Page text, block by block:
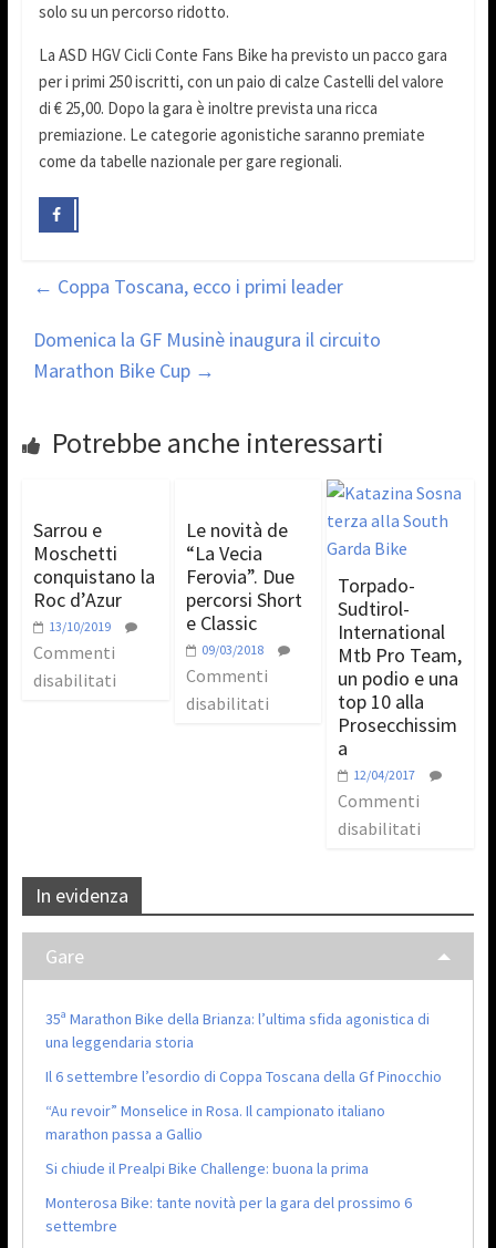
solo su un percorso ridotto.
La ASD HGV Cicli Conte Fans Bike ha previsto un pacco gara
per i primi 250 iscritti, con un paio di calze Castelli del valore
di € 25,00. Dopo la gara è inoltre prevista una ricca
premiazione. Le categorie agonistiche saranno premiate
come da tabelle nazionale per gare regionali.
← Coppa Toscana, ecco i primi leader
Domenica la GF Musinè inaugura il circuito
Marathon Bike Cup →
Potrebbe anche interessarti
Sarrou e
Moschetti
conquistano la
Roc d’Azur
13/10/2019
Commenti
disabilitati
Le novità de
“La Vecia
Ferovia”. Due
percorsi Short
e Classic
09/03/2018
Commenti
disabilitati
Torpado-
Sudtirol-
International
Mtb Pro Team,
un podio e una
top 10 alla
Prosecchissim
a
12/04/2017
Commenti
disabilitati
In evidenza
Gare
35ª Marathon Bike della Brianza: l’ultima sfida agonistica di
una leggendaria storia
Il 6 settembre l’esordio di Coppa Toscana della Gf Pinocchio
“Au revoir” Monselice in Rosa. Il campionato italiano
marathon passa a Gallio
Si chiude il Prealpi Bike Challenge: buona la prima
Monterosa Bike: tante novità per la gara del prossimo 6
settembre